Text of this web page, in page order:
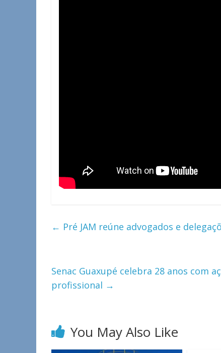
← Pré JAM reúne advogados e
Senac Guaxupé celebra 28 anos com
profissional →
You May Also Like